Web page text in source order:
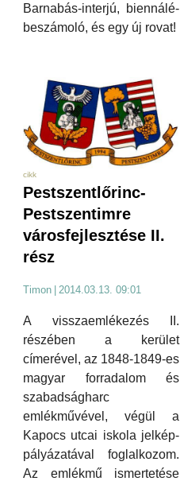
Barnabás-interjú, biennálé-
beszámoló, és egy új rovat!
cikk
Pestszentlőrinc-
Pestszentimre
városfejlesztése II.
rész
Timon 2014.03.13. 09:01
A visszaemlékezés II.
részében a kerület
címerével, az 1848-1849-es
magyar forradalom és
szabadságharc
emlékművével, végül a
Kapocs utcai iskola jelkép-
pályázatával foglalkozom.
Az emlékmű ismertetése